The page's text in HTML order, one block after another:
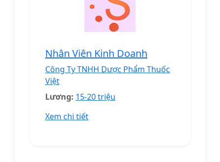
Nhân Viên Kinh Doanh
Công Ty TNHH Dược Phẩm Thuốc
Việt
Lương: 15-20 triệu
Xem chi tiết